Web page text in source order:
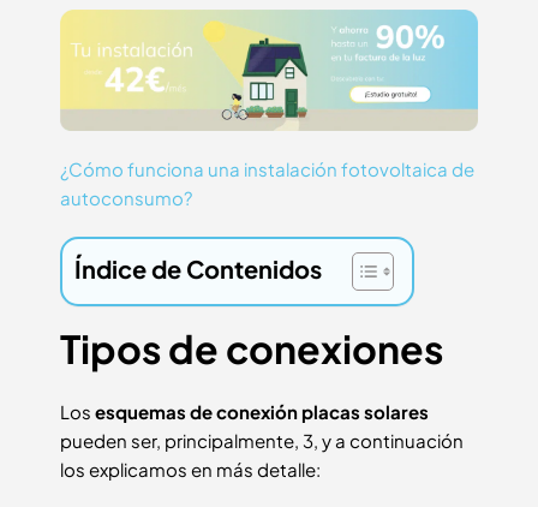
¿Cómo funciona una instalación fotovoltaica de
autoconsumo?
Índice de Contenidos
Tipos de conexiones
Los esquemas de conexión placas solares
pueden ser, principalmente, 3, y a continuación
los explicamos en más detalle: